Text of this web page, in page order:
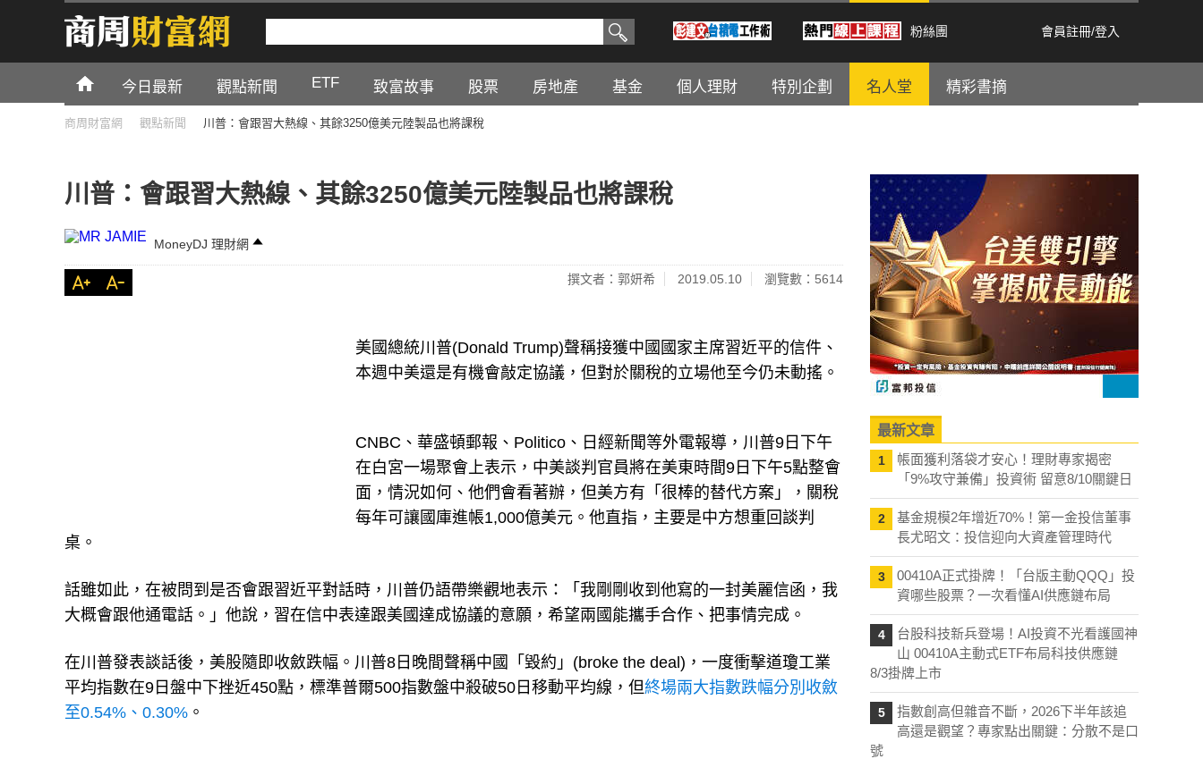
粉絲團 會員註冊/登入
今日最新 觀點新聞 ETF 致富故事 股票 房地產 基金 個人理財 特別企劃 名人堂 精彩書摘
商周財富網 觀點新聞 川普：會跟習大熱線、其餘3250億美元陸製品也將課稅
川普：會跟習大熱線、其餘3250億美元陸製品也將課稅
MoneyDJ 理財網
撰文者：郭妍希 2019.05.10 瀏覽數：5614
美國總統川普(Donald Trump)聲稱接獲中國國家主席習近平的信件、
本週中美還是有機會敲定協議，但對於關稅的立場他至今仍未動搖。
CNBC、華盛頓郵報、Politico、日經新聞等外電報導，川普9日下午
在白宮一場聚會上表示，中美談判官員將在美東時間9日下午5點整會
面，情況如何、他們會看著辦，但美方有「很棒的替代方案」，關稅
每年可讓國庫進帳1,000億美元。他直指，主要是中方想重回談判
桌。
話雖如此，在被問到是否會跟習近平對話時，川普仍語帶樂觀地表示：「我剛剛收到他寫的一封美麗信函，我
大概會跟他通電話。」他說，習在信中表達跟美國達成協議的意願，希望兩國能攜手合作、把事情完成。
在川普發表談話後，美股隨即收斂跌幅。川普8日晚間聲稱中國「毀約」(broke the deal)，一度衝擊道瓊工業
平均指數在9日盤中下挫近450點，標準普爾500指數盤中殺破50日移動平均線，但終場兩大指數跌幅分別收斂
至0.54%、0.30% 。
最新文章
1
帳面獲利落袋才安心！理財專家揭密
「9%攻守兼備」投資術 留意8/10關鍵日
2
基金規模2年增近70%！第一金投信董事
長尤昭文：投信迎向大資產管理時代
3
00410A正式掛牌！「台版主動QQQ」投
資哪些股票？一次看懂AI供應鏈布局
4
台股科技新兵登場！AI投資不光看護國神
山 00410A主動式ETF布局科技供應鏈
8/3掛牌上市
5
指數創高但雜音不斷，2026下半年該追
高還是觀望？專家點出關鍵：分散不是口
號